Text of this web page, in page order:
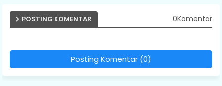
POSTING KOMENTAR 0Komentar
Posting Komentar (0)